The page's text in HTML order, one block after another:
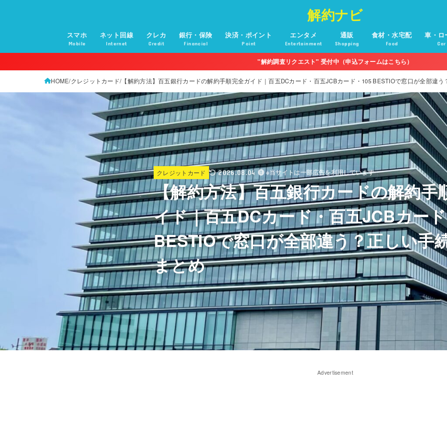
解約ナビ
スマホ
Mobile
ネット回線
Internet
クレカ
Credit
銀行・保険
Financial
決済・ポイント
Point
エンタメ
Entertainment
通販
Shopping
食材・水宅配
Food
車・ロ
Car
"解約調査リクエスト" 受付中（申込フォームはこちら）
HOME クレジットカード 【解約方法】百五銀行カードの解約手順完全ガイド｜百五DCカード・百五JCBカード・105 BESTIOで窓口が全部違
クレジットカード 2026.08.04 ※当サイトは一部広告を利用しています
【解約方法】百五銀行カードの解約手
イド｜百五DCカード・百五JCBカー
BESTIOで窓口が全部違う？正しい手
まとめ
Advertisement